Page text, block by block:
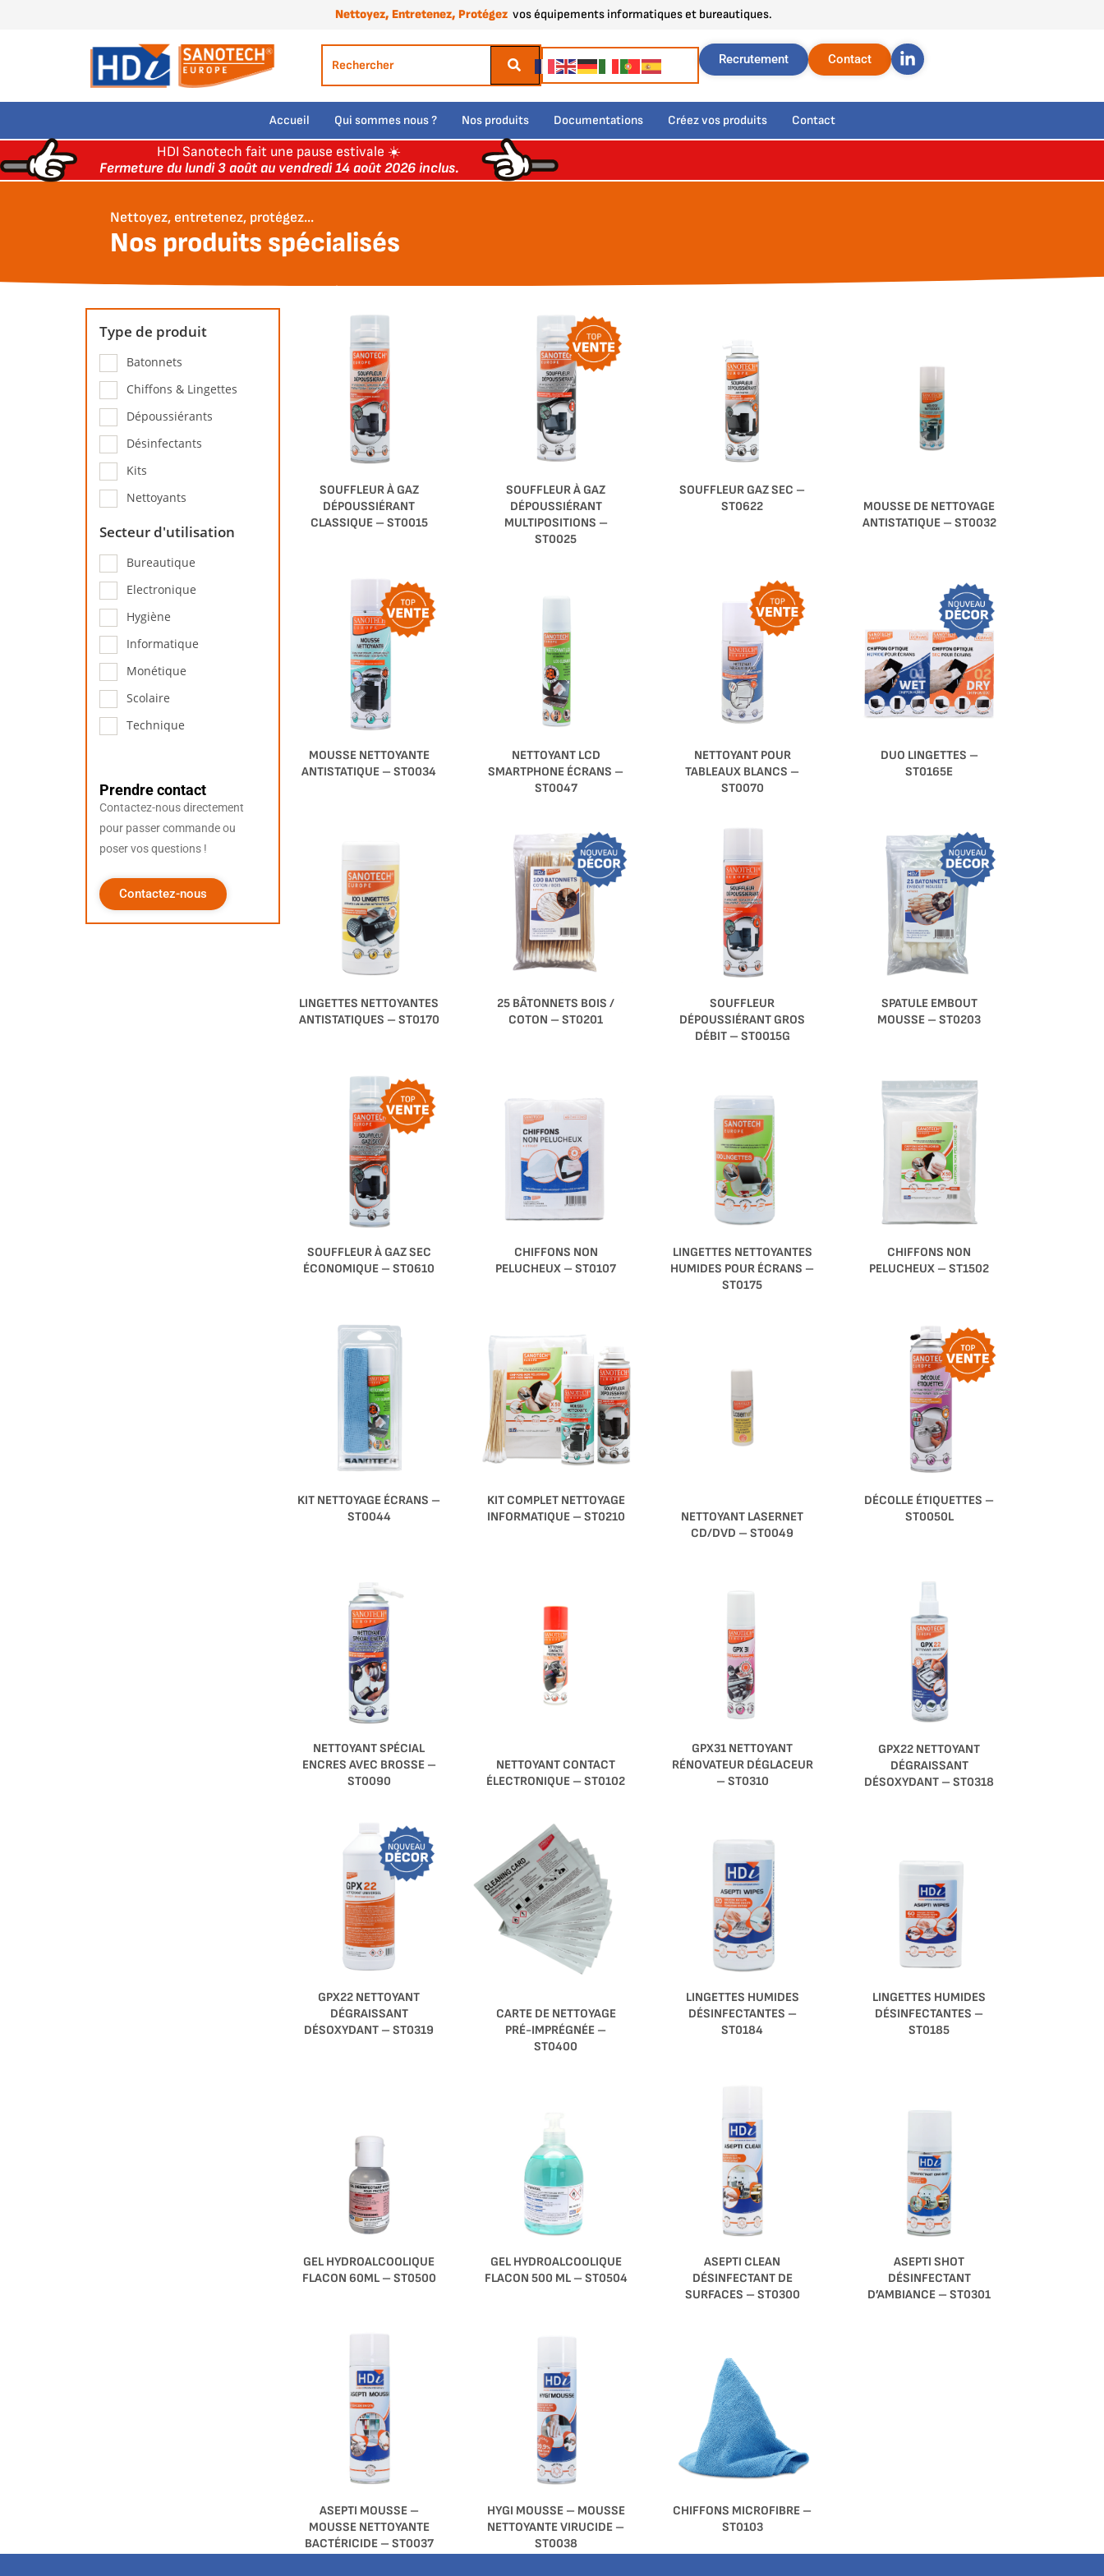
Nettoyez, Entretenez, Protégez vos équipements informatiques et bureautiques.
Recrutement Contact
Accueil Qui sommes nous ? Nos produits Documentations Créez vos produits Contact
HDI Sanotech fait une pause estivale ☀️
Fermeture du lundi 3 août au vendredi 14 août 2026 inclus.
Nettoyez, entretenez, protégez...
Nos produits spécialisés
Type de produit
Batonnets
Chiffons & Lingettes
Dépoussiérants
Désinfectants
Kits
Nettoyants
Secteur d'utilisation
Bureautique
Electronique
Hygiène
Informatique
Monétique
Scolaire
Technique
Prendre contact
Contactez-nous directement
pour passer commande ou
poser vos questions !
Contactez-nous
SOUFFLEUR À GAZ
DÉPOUSSIÉRANT
CLASSIQUE – ST0015
SOUFFLEUR À GAZ
DÉPOUSSIÉRANT
MULTIPOSITIONS –
ST0025
SOUFFLEUR GAZ SEC –
ST0622
MOUSSE DE NETTOYAGE
ANTISTATIQUE – ST0032
MOUSSE NETTOYANTE
ANTISTATIQUE – ST0034
NETTOYANT LCD
SMARTPHONE ÉCRANS –
ST0047
NETTOYANT POUR
TABLEAUX BLANCS –
ST0070
DUO LINGETTES –
ST0165E
LINGETTES NETTOYANTES
ANTISTATIQUES – ST0170
25 BÂTONNETS BOIS /
COTON – ST0201
SOUFFLEUR
DÉPOUSSIÉRANT GROS
DÉBIT – ST0015G
SPATULE EMBOUT
MOUSSE – ST0203
SOUFFLEUR À GAZ SEC
ÉCONOMIQUE – ST0610
CHIFFONS NON
PELUCHEUX – ST0107
LINGETTES NETTOYANTES
HUMIDES POUR ÉCRANS –
ST0175
CHIFFONS NON
PELUCHEUX – ST1502
KIT NETTOYAGE ÉCRANS –
ST0044
KIT COMPLET NETTOYAGE
INFORMATIQUE – ST0210
NETTOYANT LASERNET
CD/DVD – ST0049
DÉCOLLE ÉTIQUETTES –
ST0050L
NETTOYANT SPÉCIAL
ENCRES AVEC BROSSE –
ST0090
NETTOYANT CONTACT
ÉLECTRONIQUE – ST0102
GPX31 NETTOYANT
RÉNOVATEUR DÉGLACEUR
– ST0310
GPX22 NETTOYANT
DÉGRAISSANT
DÉSOXYDANT – ST0318
GPX22 NETTOYANT
DÉGRAISSANT
DÉSOXYDANT – ST0319
CARTE DE NETTOYAGE
PRÉ-IMPRÉGNÉE –
ST0400
LINGETTES HUMIDES
DÉSINFECTANTES –
ST0184
LINGETTES HUMIDES
DÉSINFECTANTES –
ST0185
GEL HYDROALCOOLIQUE
FLACON 60ML – ST0500
GEL HYDROALCOOLIQUE
FLACON 500 ML – ST0504
ASEPTI CLEAN
DÉSINFECTANT DE
SURFACES – ST0300
ASEPTI SHOT
DÉSINFECTANT
D’AMBIANCE – ST0301
ASEPTI MOUSSE –
MOUSSE NETTOYANTE
BACTÉRICIDE – ST0037
HYGI MOUSSE – MOUSSE
NETTOYANTE VIRUCIDE –
ST0038
CHIFFONS MICROFIBRE –
ST0103